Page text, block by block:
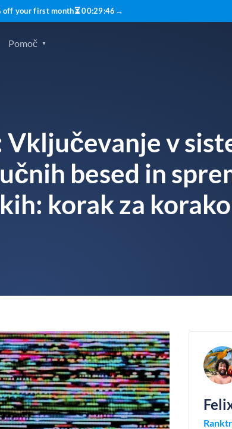
off your first month⏳00:29:45 →
Pomoč
v
besed in
korak za